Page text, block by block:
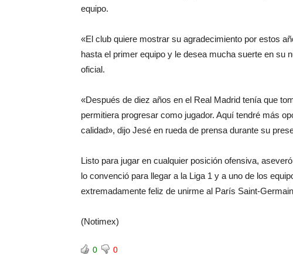
equipo.
«El club quiere mostrar su agradecimiento por estos
hasta el primer equipo y le desea mucha suerte en su
oficial.
«Después de diez años en el Real Madrid tenía que
permitiera progresar como jugador. Aquí tendré más
calidad», dijo Jesé en rueda de prensa durante su
Listo para jugar en cualquier posición ofensiva,
lo convenció para llegar a la Liga 1 y a uno de los
extremadamente feliz de unirme al París Saint-
(Notimex)
0 0